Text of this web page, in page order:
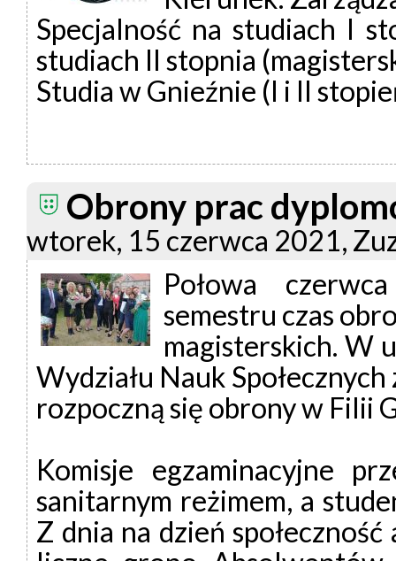
Specjalność na studiach I
studiach II stopnia
Studia w Gnieźnie (I i II
Obrony prac
wtorek, 15 czerwca 2021,
Połowa
semestru czas
magisterskich. W
Wydziału Nauk
rozpoczną się obrony w Filii
Komisje egzaminacyjne
sanitarnym reżimem, a
Z dnia na dzień